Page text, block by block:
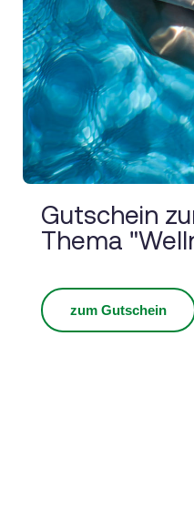
Gutschein
Thema
zum Gutschein